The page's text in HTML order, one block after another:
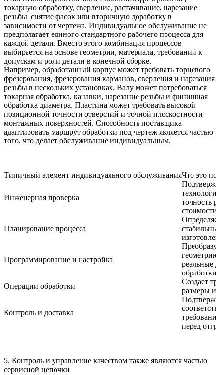
токарную обработку, сверление, растачивание, нарезание
резьбы, снятие фасок или вторичную доработку в
зависимости от чертежа. Индивидуальное обслуживание не
предполагает единого стандартного рабочего процесса для
каждой детали. Вместо этого комбинация процессов
выбирается на основе геометрии, материала, требований к
допускам и роли детали в конечной сборке.
Например, обработанный корпус может требовать торцевого
фрезерования, фрезерования карманов, сверления и нарезания
резьбы в нескольких установках. Валу может потребоваться
токарная обработка, канавки, нарезание резьбы и финишная
обработка диаметра. Пластина может требовать высокой
позиционной точности отверстий и точной плоскостности
монтажных поверхностей. Способность поставщика
адаптировать маршрут обработки под чертеж является частью
того, что делает обслуживание индивидуальным.
Типичный элемент индивидуального обслуживанияЧто это
Инженерная проверка
точность
стоимости
Планирование процесса
Программирование и настройка
геометрию
реальные
обработки
Операции обработки
Создает
размеры и
Контроль и доставка
перед
5. Контроль и управление качеством также являются частью
сервисной цепочки